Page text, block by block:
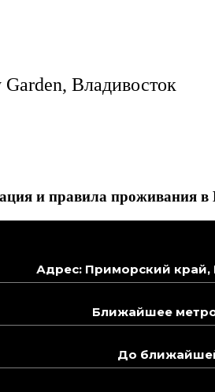
Владивосток
и правила проживания в
Адрес: Приморский край,
Ближайшее метро
До